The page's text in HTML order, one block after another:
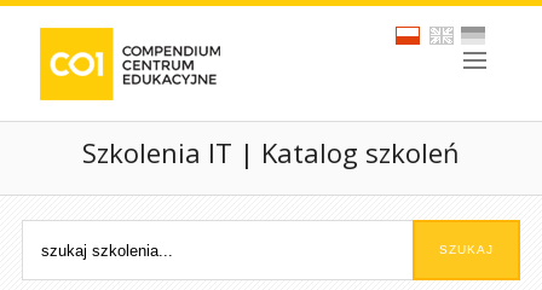
Szkolenia IT | Katalog szkoleń